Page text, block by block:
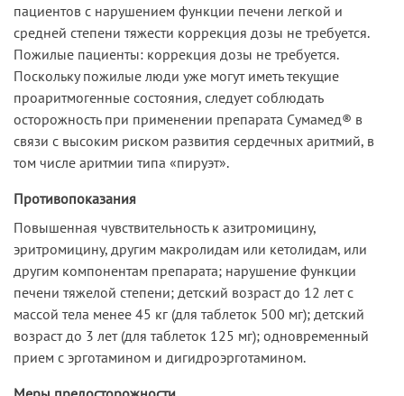
пациентов с нарушением функции печени легкой и
средней степени тяжести коррекция дозы не требуется.
Пожилые пациенты: коррекция дозы не требуется.
Поскольку пожилые люди уже могут иметь текущие
проаритмогенные состояния, следует соблюдать
осторожность при применении препарата Сумамед® в
связи с высоким риском развития сердечных аритмий, в
том числе аритмии типа «пируэт».
Противопоказания
Повышенная чувствительность к азитромицину,
эритромицину, другим макролидам или кетолидам, или
другим компонентам препарата; нарушение функции
печени тяжелой степени; детский возраст до 12 лет с
массой тела менее 45 кг (для таблеток 500 мг); детский
возраст до 3 лет (для таблеток 125 мг); одновременный
прием с эрготамином и дигидроэрготамином.